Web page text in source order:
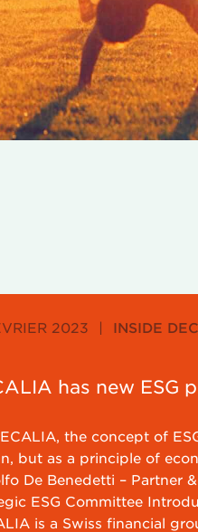
2023 | INSIDE
has new ESG
the concept of
but as a principle of
De Benedetti – Partner
ESG Committee
is a Swiss financial